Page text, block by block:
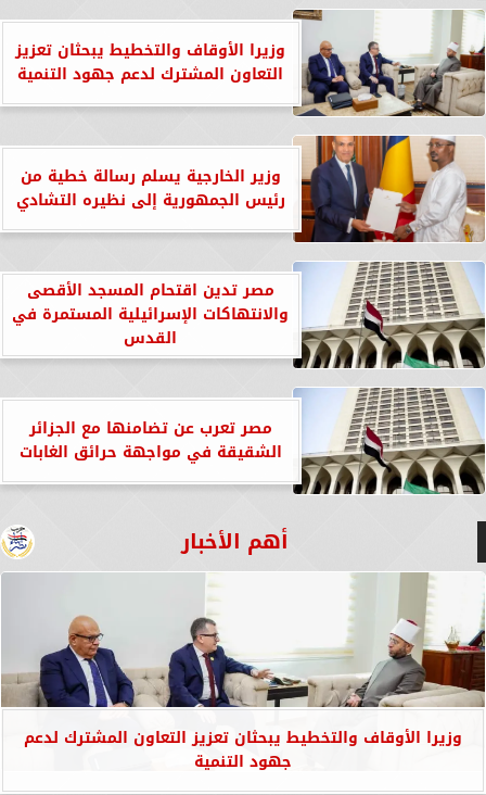
وزيرا الأوقاف والتخطيط يبحثان تعزيز
التعاون المشترك لدعم جهود التنمية
وزير الخارجية يسلم رسالة خطية من
رئيس الجمهورية إلى نظيره التشادي
مصر تدين اقتحام المسجد الأقصى
والانتهاكات الإسرائيلية المستمرة في
القدس
مصر تعرب عن تضامنها مع الجزائر
الشقيقة في مواجهة حرائق الغابات
أهم الأخبار
وزيرا الأوقاف والتخطيط يبحثان تعزيز التعاون المشترك لدعم
جهود التنمية